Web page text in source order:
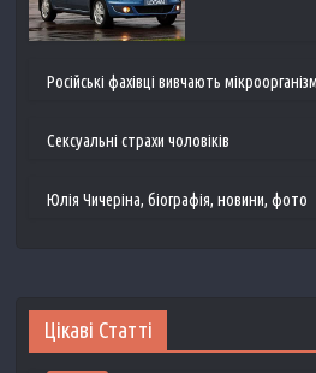
Російські фахівці вивчають
Сексуальні страхи чоловіків
Юлія Чичеріна, біографія, новини, фото
Цікаві Статті